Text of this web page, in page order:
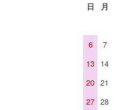
日 月
6
7
13 14
20 21
27 28